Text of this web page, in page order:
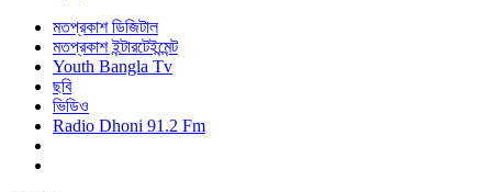
মতপ্রকাশ ডিজিটাল
মতপ্রকাশ ইন্টারটেইন্মেন্ট
Youth Bangla Tv
ছবি
ভিডিও
Radio Dhoni 91.2 Fm